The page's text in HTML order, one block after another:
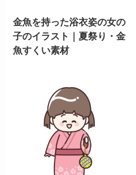
金魚を持った浴衣姿の女の
子のイラスト｜夏祭り・金
魚すくい素材